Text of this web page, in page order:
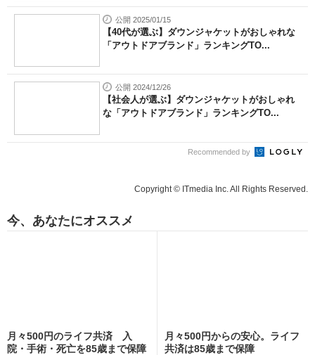
公開 2025/01/15
【40代が選ぶ】ダウンジャケットがおしゃれな
「アウトドアブランド」ランキングTO...
公開 2024/12/26
【社会人が選ぶ】ダウンジャケットがおしゃれ
な「アウトドアブランド」ランキングTO...
Recommended by
Copyright © ITmedia Inc. All Rights Reserved.
今、あなたにオススメ
月々500円のライフ共済 入
院・手術・死亡を85歳まで保障
月々500円からの安心。ライフ
共済は85歳まで保障